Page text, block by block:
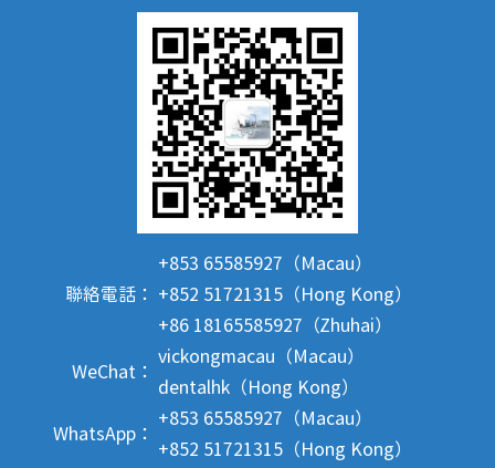
聯絡電話：
+853 65585927（Macau）
+852 51721315（Hong Kong）
+86 18165585927（Zhuhai）
WeChat：
vickongmacau（Macau）
dentalhk（Hong Kong）
WhatsApp：
+853 65585927（Macau）
+852 51721315（Hong Kong）